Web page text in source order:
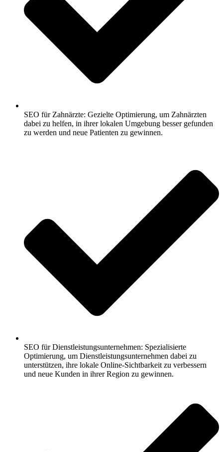
SEO für Zahnärzte: Gezielte Optimierung, um Zahnärzten
dabei zu helfen, in ihrer lokalen Umgebung besser gefunden
zu werden und neue Patienten zu gewinnen.
SEO für Dienstleistungsunternehmen: Spezialisierte
Optimierung, um Dienstleistungsunternehmen dabei zu
unterstützen, ihre lokale Online-Sichtbarkeit zu verbessern
und neue Kunden in ihrer Region zu gewinnen.